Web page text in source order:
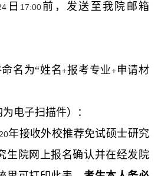
日 17:00前，发送至我院邮箱
名为“姓名+报考专业+申请材
电子扫描件）：
年接收外校推荐免试硕士研究
生院网上报名确认并在经发院